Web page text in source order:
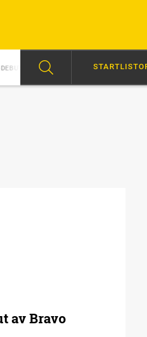
MAJBLOMSTER KOM LÖS EFTER
av Bravo